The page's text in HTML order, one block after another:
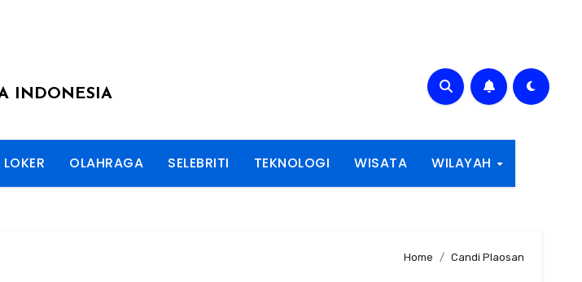
INDONESIA
LOKER OLAHRAGA SELEBRITI TEKNOLOGI WISATA WILAYAH
Home Candi Plaosan